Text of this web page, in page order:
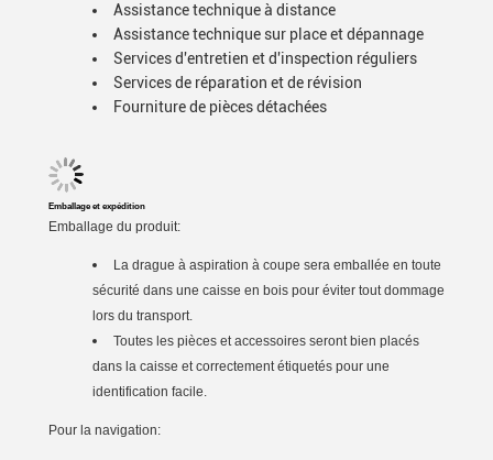
Assistance technique à distance
Assistance technique sur place et dépannage
Services d'entretien et d'inspection réguliers
Services de réparation et de révision
Fourniture de pièces détachées
Emballage et expédition
Emballage du produit:
La drague à aspiration à coupe sera emballée en toute
sécurité dans une caisse en bois pour éviter tout dommage
lors du transport.
Toutes les pièces et accessoires seront bien placés
dans la caisse et correctement étiquetés pour une
identification facile.
Pour la navigation: